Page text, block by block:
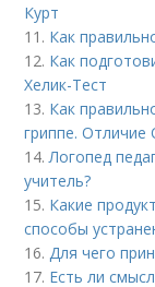
Курт
11. Как
12. Как
Хелик-Тест
13. Как
гриппе. Отличие
14.Логопед
учитель?
15. Какие
способы
16.Для чего
17. Есть ли